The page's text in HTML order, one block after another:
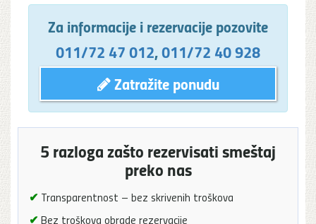
Za informacije i rezervacije pozovite
011/72 47 012,011/72 40 928
Zatražite ponudu
5 razloga zašto rezervisati smeštaj
preko nas
✔ Transparentnost – bez skrivenih troškova
✔ Bez troškova obrade rezervacije